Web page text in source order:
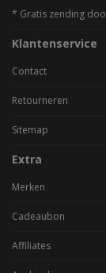
* Gratis zending
Klantenservice
Contact
Retourneren
Sitemap
Extra
Merken
Cadeaubon
Affiliates